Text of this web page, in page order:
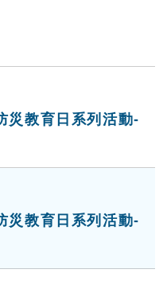
災教育日系列活動-
災教育日系列活動-